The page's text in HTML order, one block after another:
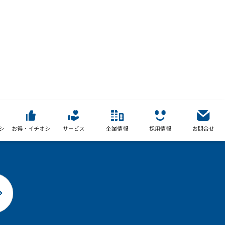
お得・イチオシ サービス 企業情報 採用情報 お問合せ